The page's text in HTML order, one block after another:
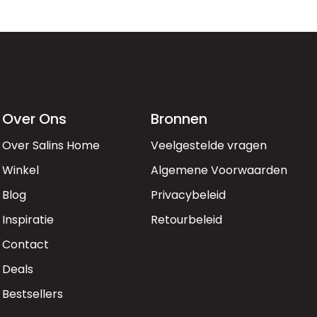
Over Ons
Over Salins Home
Winkel
Blog
Inspiratie
Contact
Deals
Bestsellers
Bronnen
Veelgestelde vragen
Algemene Voorwaarden
Privacybeleid
Retourbeleid